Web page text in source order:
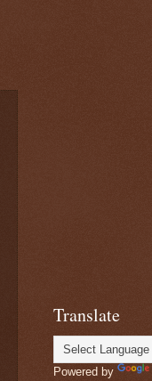
Translate
Powered by